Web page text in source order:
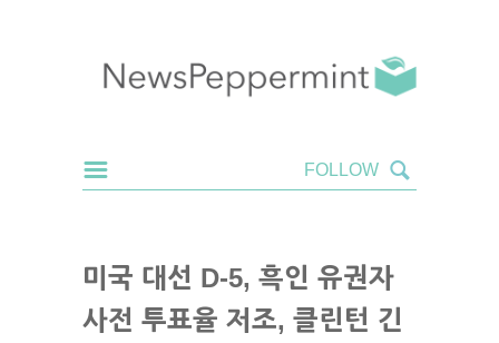
미국 대선 D-5, 흑인 유권자
사전 투표율 저조, 클린턴 긴